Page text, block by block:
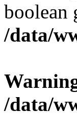
boolean
/data/
/data/